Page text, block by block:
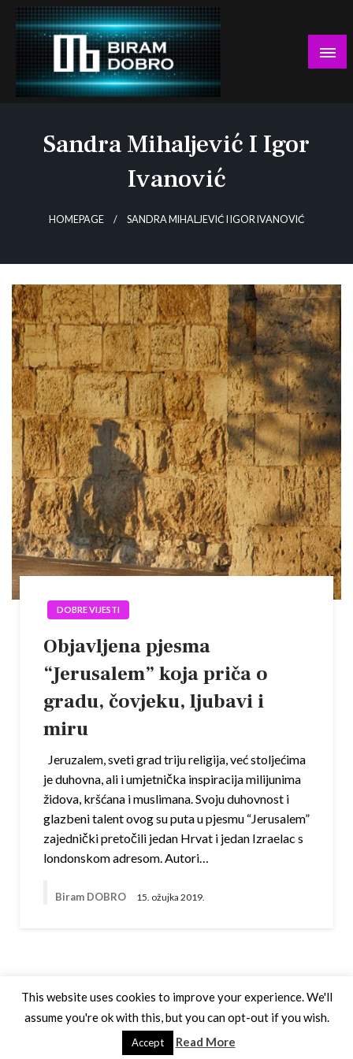
Skip
content
Sandra Mihaljević I Igor
Ivanović
HOMEPAGE SANDRA MIHALJEVIĆ I IGOR IVANOVIĆ
DOBRE VIJESTI
Objavljena pjesma
“Jerusalem” koja priča o
gradu, čovjeku, ljubavi i
miru
Jeruzalem, sveti grad triju religija, već stoljećima
je duhovna, ali i umjetnička inspiracija milijunima
židova, kršćana i muslimana. Svoju duhovnost i
glazbeni talent ovog su puta u pjesmu “Jerusalem”
zajednički pretočili jedan Hrvat i jedan Izraelac s
londonskom adresom. Autori…
Biram DOBRO 15. ožujka 2019.
Theme by Silk Themes
This website uses cookies to improve your experience. We'll
assume you're ok with this, but you can opt-out if you wish.
Accept Read More